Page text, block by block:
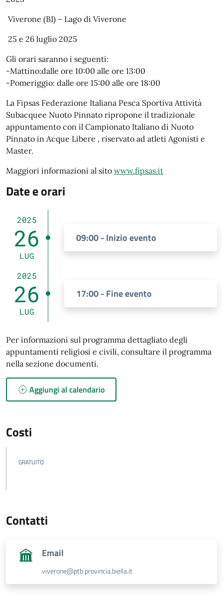
Viverone (BI) – Lago di Viverone
25 e 26 luglio 2025
Gli orari saranno i seguenti:
-Mattino:dalle ore 10:00 alle ore 13:00
-Pomeriggio: dalle ore 15:00 alle ore 18:00
La Fipsas Federazione Italiana Pesca Sportiva Attività
Subacquee Nuoto Pinnato ripropone il tradizionale
appuntamento con il Campionato Italiano di Nuoto
Pinnato in Acque Libere , riservato ad atleti Agonisti e
Master.
Maggiori informazioni al sito www.fipsas.it
Date e orari
2025
26
LUG
09:00 - Inizio evento
2025
26
LUG
17:00 - Fine evento
Per informazioni sul programma dettagliato degli
appuntamenti religiosi e civili, consultare il programma
nella sezione documenti.
Aggiungi al calendario
Costi
GRATUITO
Contatti
Email
viverone@ptb.provincia.biella.it